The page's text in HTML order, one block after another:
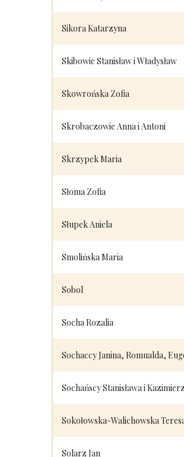
Sikora Katarzyna
Skibowie Stanisław i Władysław
Skowrońska Zofia
Skrobaczowie Anna i Antoni
Skrzypek Maria
Słoma Zofia
Słupek Aniela
Smolińska Maria
Sobol
Socha Rozalia
Sochaccy Janina, Romualda,
Sochańscy Stanisława i
Sokołowska-Walichowska
Solarz Jan